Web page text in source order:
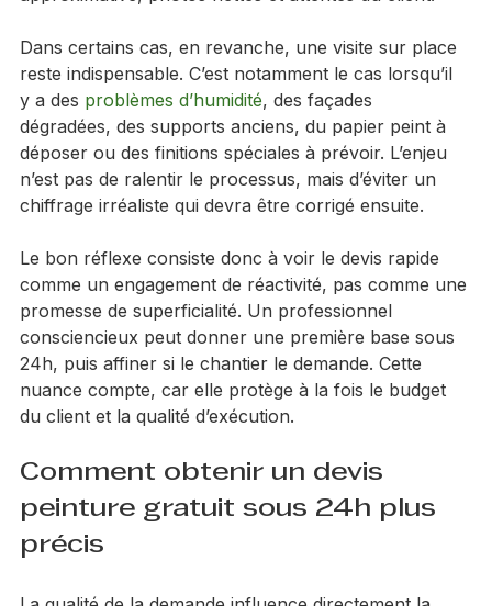
recueillies: type de surfaces, état général, superficie
approximative, photos nettes et attentes du client.
Dans certains cas, en revanche, une visite sur place
reste indispensable. C’est notamment le cas lorsqu’il
y a des problèmes d’humidité, des façades
dégradées, des supports anciens, du papier peint à
n’est pas de ralentir le processus, mais d’éviter un
chiffrage irréaliste qui devra être corrigé ensuite.
Le bon réflexe consiste donc à voir le devis rapide
comme un engagement de réactivité, pas comme une
promesse de superficialité. Un professionnel
consciencieux peut donner une première base sous
nuance compte, car elle protège à la fois le budget
du client et la qualité d’exécution.
Comment obtenir un devis
peinture gratuit sous 24h plus